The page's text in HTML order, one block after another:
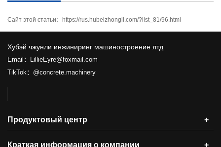
Сайт этой статьи： https://rus.hubeizhongli.com/?list_81/96.html
Хубэй чжунли инжиниринг машиностроение лтд
Email：LillieEyre@foxmail.com
TikTok：@concrete.machinery
Продуктовый центр +
Краткая информация о компании +